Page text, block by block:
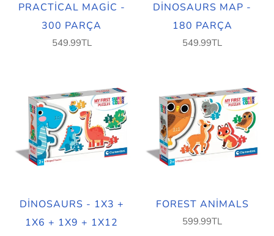
PRACTICAL MAGIC -
300 PARÇA
549.99TL
DINOSAURS MAP -
180 PARÇA
549.99TL
DINOSAURS - 1X3 +
1X6 + 1X9 + 1X12
FOREST ANIMALS
599.99TL